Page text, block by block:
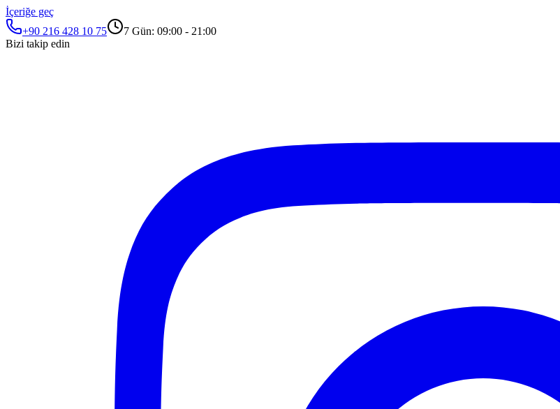
İçeriğe geç
+90 216 428 10 75
7 Gün: 09:00 - 21:00
Bizi takip edin